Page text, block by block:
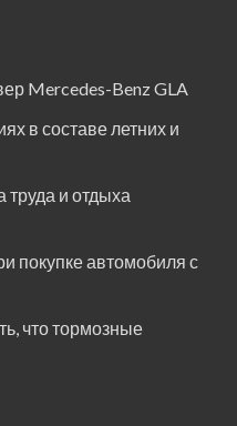
Mercedes-Benz GLA
в составе летних и
труда и отдыха
покупке автомобиля с
что тормозные